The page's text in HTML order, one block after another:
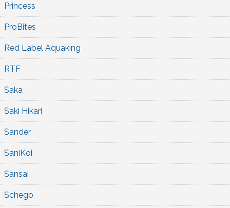
Princess
ProBites
Red Label Aquaking
RTF
Saka
Saki Hikari
Sander
SaniKoi
Sansai
Schego